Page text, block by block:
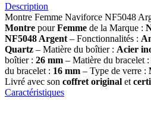
Description
Montre Femme Naviforce NF5048
Montre pourFemme de la Marque :
NF5048 Argent – Fonctionnalités :
Quartz – Matière du boîtier : Acier
boîtier : 26 mm – Matière du bracelet :
du bracelet : 16 mm – Type de verre :
Livré avec son coffret original et
Caractéristiques